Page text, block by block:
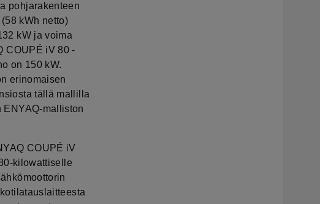
pohjarakenteen
kWh netto)
kW ja voima
COUPÉ iV 80 -
on 150 kW.
erinomaisen
tällä mallilla
ENYAQ-malliston
COUPÉ iV
kilowattiselle